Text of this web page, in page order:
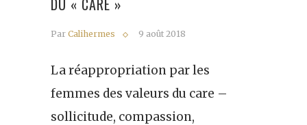
Par Calihermes 9 août 2018
La réappropriation par les
femmes des valeurs du care –
sollicitude, compassion,